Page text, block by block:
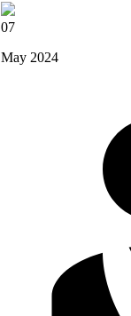
07
May 2024